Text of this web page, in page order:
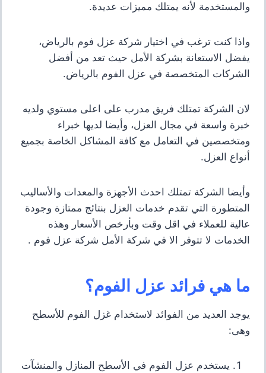
والمستخدمة لأنه يمتلك مميزات عديدة.
واذا كنت ترغب في اختيار شركة عزل فوم بالرياض،
يفضل الاستعانة بشركة الأمل حيث تعد من أفضل
الشركات المتخصصة في عزل الفوم بالرياض.
لان الشركة تمتلك فريق مدرب على اعلى مستوي ولديه
خبرة واسعة في مجال العزل، وأيضا لديها خبراء
ومتخصصين في التعامل مع كافة المشاكل الخاصة بجميع
أنواع العزل.
وأيضا الشركة تمتلك احدث الأجهزة والمعدات والأساليب
المتطورة التي تقدم خدمات العزل بنتائج ممتازة وجودة
عالية للعملاء في اقل وقت وبأرخص الأسعار وهذه
الخدمات لا تتوفر الا في شركة الأمل شركة عزل فوم .
ما هي فرائد عزل الفوم؟
يوجد العديد من الفوائد لاستخدام غزل الفوم للأسطح
وهى:
يستخدم عزل الفوم في الأسطح المنازل والمنشآت